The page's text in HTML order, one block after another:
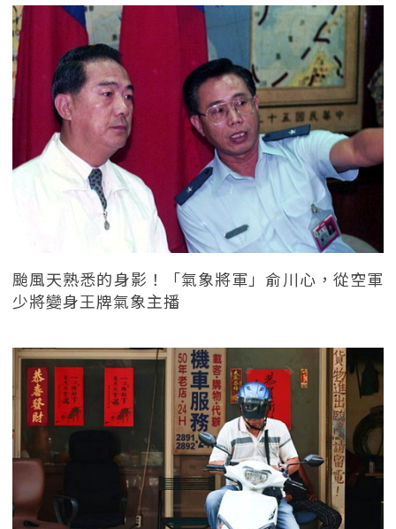
颱風天熟悉的身影！「氣象將軍」俞川心，從空軍
少將變身王牌氣象主播